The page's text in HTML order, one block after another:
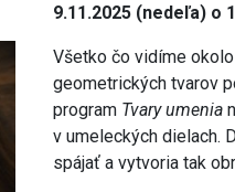
9.11.2025 (nedeľa) o
Všetko čo vidíme
geometrických tvarov
program Tvary umenia
v umeleckých dielach.
spájať a vytvoria tak